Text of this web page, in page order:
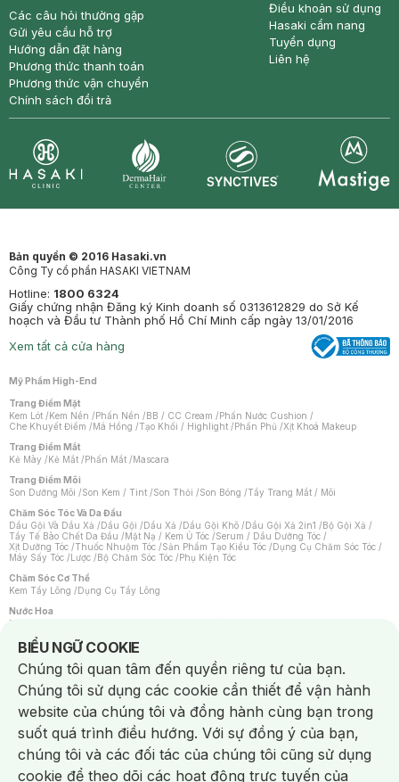
Các câu hỏi thường gặp
Gửi yêu cầu hỗ trợ
Hướng dẫn đặt hàng
Phương thức thanh toán
Phương thức vận chuyển
Chính sách đổi trả
Điều khoản sử dụng
Hasaki cẩm nang
Tuyển dụng
Liên hệ
Bản quyền © 2016 Hasaki.vn
Công Ty cổ phần HASAKI VIETNAM
Hotline: 1800 6324
Giấy chứng nhận Đăng ký Kinh doanh số 0313612829 do Sở Kế
hoạch và Đầu tư Thành phố Hồ Chí Minh cấp ngày 13/01/2016
Xem tất cả cửa hàng
Mỹ Phẩm High-End
Trang Điểm Mặt
Kem Lót /Kem Nền /Phấn Nền /BB / CC Cream /Phấn Nước Cushion /
Che Khuyết Điểm /Má Hồng /Tạo Khối / Highlight /Phấn Phủ /Xịt Khoá Makeup
Trang Điểm Mắt
Kẻ Mày /Kẻ Mắt /Phấn Mắt /Mascara
Trang Điểm Môi
Son Dưỡng Môi /Son Kem / Tint /Son Thỏi /Son Bóng /Tẩy Trang Mắt / Môi
Chăm Sóc Tóc Và Da Đầu
Dầu Gội Và Dầu Xả /Dầu Gội /Dầu Xả /Dầu Gội Khô /Dầu Gội Xả 2in1 /Bộ Gội Xả /
Tẩy Tế Bào Chết Da Đầu /Mặt Nạ / Kem Ủ Tóc /Serum / Dầu Dưỡng Tóc /
Xịt Dưỡng Tóc /Thuốc Nhuộm Tóc /Sản Phẩm Tạo Kiểu Tóc /Dụng Cụ Chăm Sóc Tóc /
Máy Sấy Tóc /Lược /Bộ Chăm Sóc Tóc /Phụ Kiện Tóc
Chăm Sóc Cơ Thể
Kem Tẩy Lông /Dụng Cụ Tẩy Lông
Nước Hoa
Nước Hoa Nữ
Chăm Sóc Cá Nhân
Chống Muỗi /Khẩu Trang /Máy Massage/Mặt Nạ Xông Hơi /Nước Rửa Tay/
Sản Phẩm Chăm Sóc Khác /Bàn Chải Đánh Răng /Bàn Chải Điện/
Hỗ Trợ Trắng Răng/Kem Đánh Răng /Máy Tăm Nước/ Nước Súc Miệng/
Tăm / Chỉ Nha Khoa/ Xịt Thơm Miệng / Dung Dịch Vệ Sinh/Dưỡng Vùng Kín/
Khăn Ướt Vệ Sinh Vùng Kín/Băng Vệ Sinh/Tampon/Bọt Cạo Râu /Dao Cạo Râu/
Máy Cạo Râu
Vấn Đề Về Da
Da Dầu / Lỗ Chân Lông To/ Da Khô / Mất Nước/ Da Lão Hóa/ Da Mụn/
Da Nhạy Cảm / Kích Ứng
Da Xỉn Màu Thâm / Nám / Tàn Nhang
Quầng Thâm & Bọng Mắt /Sẹo /Viêm Da Cơ Địa
BIỂU NGỮ COOKIE
Notice about cookies usage
Chúng tôi quan tâm đến quyền riêng tư của bạn.
Chúng tôi sử dụng các cookie cần thiết để vận hành
website của chúng tôi và đồng hành cùng bạn trong
suốt quá trình điều hướng. Với sự đồng ý của bạn,
chúng tôi và các đối tác của chúng tôi cũng sử dụng
cookie để theo dõi các hoạt động trực tuyến của